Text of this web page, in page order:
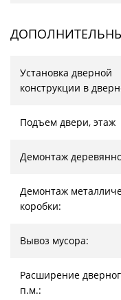
Установка дверной
конструкции в
Подъем двери, этаж
Демонтаж
Демонтаж
коробки:
Вывоз мусора:
Расширение
п.м.: